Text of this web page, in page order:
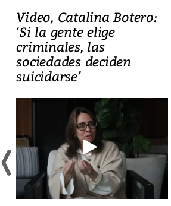
Video, Catalina Botero:
‘Si la gente elige
criminales, las
sociedades deciden
suicidarse’